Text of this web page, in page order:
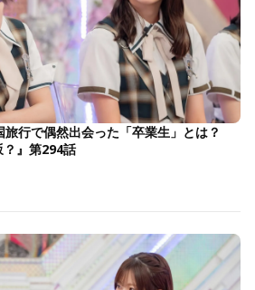
行で偶然出会った「卒業生」とは？
？』第294話